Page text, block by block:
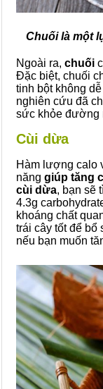
Chuối là một
Ngoài ra, chuối
Đặc biệt, chuối
tinh bột không
nghiên cứu đã
sức khỏe đường
Cùi dừa
Hàm lượng calo
năng giúp tăng
cùi dừa, bạn sẽ
4.3g
khoáng chất
trái cây tốt để bổ
nếu bạn muốn